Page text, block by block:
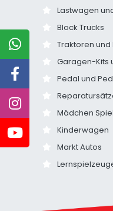
Lastwagen
Block Trucks
Traktoren
Garagen-Kits
Pedal und
Mädchen
Kinderwagen
Markt Autos